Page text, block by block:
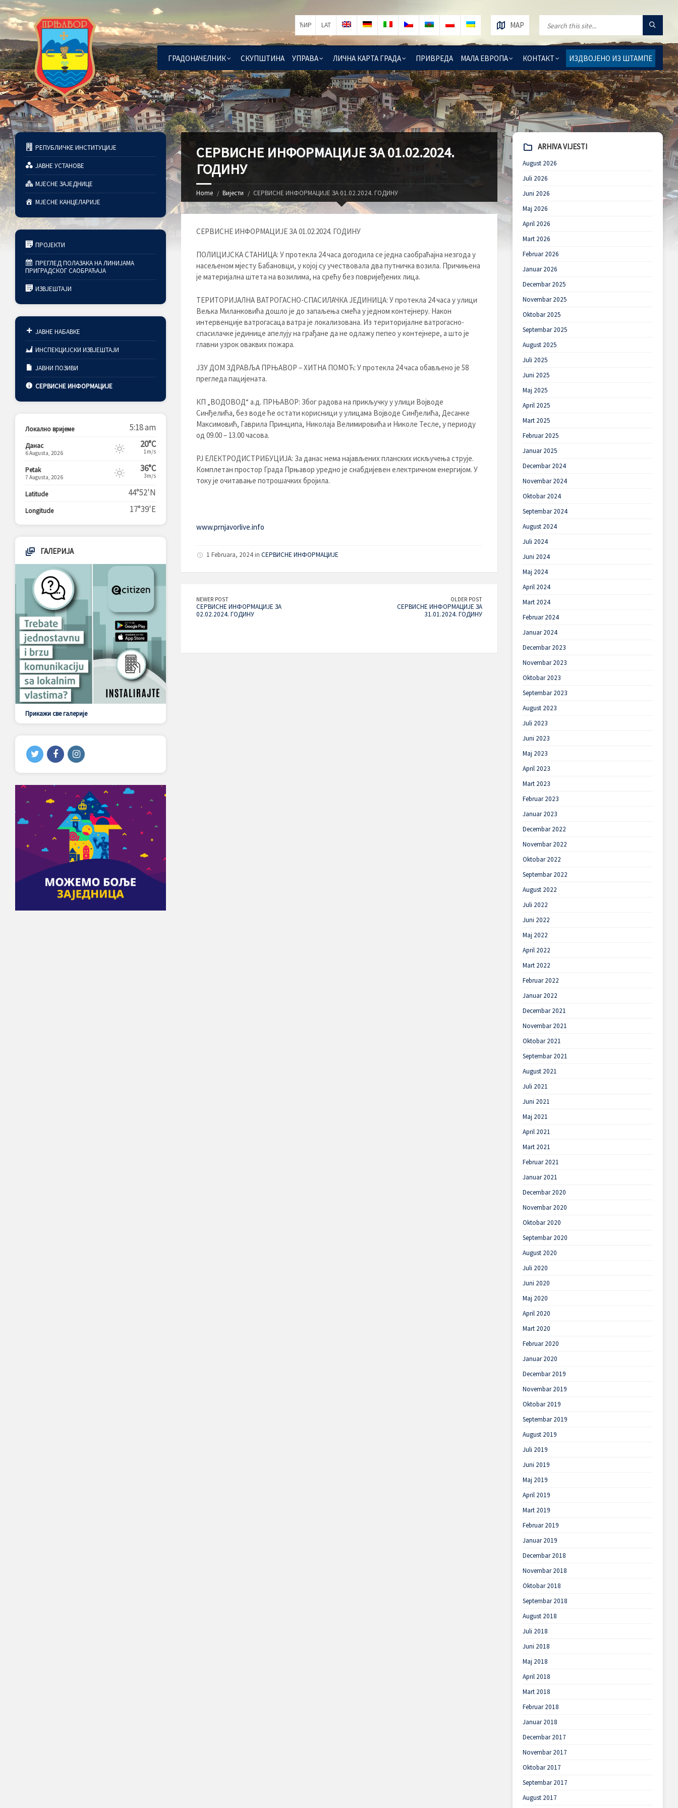
ГРАДОНАЧЕЛНИК СКУПШТИНА УПРАВА ЛИЧНА КАРТА ГРАДА ПРИВРЕДА МАЛА ЕВРОПА КОНТАКТ ИЗДВОЈЕНО ИЗ ШТАМПЕ
MAP
ЋИР LAT
СЕРВИСНЕ ИНФОРМАЦИЈЕ ЗА 01.02.2024.
ГОДИНУ
Home Вијести СЕРВИСНЕ ИНФОРМАЦИЈЕ ЗА 01.02.2024. ГОДИНУ
СЕРВИСНЕ ИНФОРМАЦИЈЕ ЗА 01.02.2024. ГОДИНУ
ПОЛИЦИЈСКА СТАНИЦА: У протекла 24 часа догодила се једна саобраћајна незгода у
насељеном мјесту Бабановци, у којој су учествовала два путничка возила. Причињена
је материјална штета на возилима, на срећу без повријеђених лица.
ТЕРИТОРИЈАЛНА ВАТРОГАСНО-СПАСИЛАЧКА ЈЕДИНИЦА: У протекла 24 часа у улици
Вељка Миланковића дошло је до запаљења смећа у једном контејнеру. Након
интервенције ватрогасаца ватра је локализована. Из територијалне ватрогасно-
спасилачке јединице апелују на грађане да не одлажу пепео у контејнере, а што је
главни узрок оваквих пожара.
ЈЗУ ДОМ ЗДРАВЉА ПРЊАВОР – ХИТНА ПОМОЋ: У протекла 24 часа обављено је 58
прегледа пацијената.
КП „ВОДОВОД“ а.д. ПРЊАВОР: Због радова на прикључку у улици Војводе
Синђелића, без воде ће остати корисници у улицама Војводе Синђелића, Десанке
Максимовић, Гаврила Принципа, Николаја Велимировића и Николе Тесле, у периоду
од 09.00 – 13.00 часова.
РЈ ЕЛЕКТРОДИСТРИБУЦИЈA: За данас нема најављених планских искључења струје.
Комплетан простор Града Прњавор уредно је снабдијевен електричном енергијом. У
току је очитавање потрошачких бројила.
www.prnjavorlive.info
1 Februara, 2024 in СЕРВИСНЕ ИНФОРМАЦИЈЕ
NEWER POST
СЕРВИСНЕ ИНФОРМАЦИЈЕ ЗА
02.02.2024. ГОДИНУ
OLDER POST
СЕРВИСНЕ ИНФОРМАЦИЈЕ ЗА
31.01.2024. ГОДИНУ
РЕПУБЛИЧКЕ ИНСТИТУЦИЈЕ
ЈАВНЕ УСТАНОВЕ
МЈЕСНЕ ЗАЈЕДНИЦЕ
МЈЕСНЕ КАНЦЕЛАРИЈЕ
ПРОЈЕКТИ
ПРЕГЛЕД ПОЛАЗАКА НА ЛИНИЈАМА
ПРИГРАДСКОГ САОБРАЋАЈА
ИЗВЈЕШТАЈИ
ЈАВНЕ НАБАВКЕ
ИНСПЕКЦИЈСКИ ИЗВЈЕШТАЈИ
ЈАВНИ ПОЗИВИ
СЕРВИСНЕ ИНФОРМАЦИЈЕ
Локално вријеме 5:18 am
Данас
6 Augusta, 2026
20°C
1m/s
Petak
7 Augusta, 2026
36°C
3m/s
Latitude 44°52'N
Longitude 17°39'E
ГАЛЕРИЈА
Прикажи све галерије
ARHIVA VIJESTI
August 2026
Juli 2026
Juni 2026
Maj 2026
April 2026
Mart 2026
Februar 2026
Januar 2026
Decembar 2025
Novembar 2025
Oktobar 2025
Septembar 2025
August 2025
Juli 2025
Juni 2025
Maj 2025
April 2025
Mart 2025
Februar 2025
Januar 2025
Decembar 2024
Novembar 2024
Oktobar 2024
Septembar 2024
August 2024
Juli 2024
Juni 2024
Maj 2024
April 2024
Mart 2024
Februar 2024
Januar 2024
Decembar 2023
Novembar 2023
Oktobar 2023
Septembar 2023
August 2023
Juli 2023
Juni 2023
Maj 2023
April 2023
Mart 2023
Februar 2023
Januar 2023
Decembar 2022
Novembar 2022
Oktobar 2022
Septembar 2022
August 2022
Juli 2022
Juni 2022
Maj 2022
April 2022
Mart 2022
Februar 2022
Januar 2022
Decembar 2021
Novembar 2021
Oktobar 2021
Septembar 2021
August 2021
Juli 2021
Juni 2021
Maj 2021
April 2021
Mart 2021
Februar 2021
Januar 2021
Decembar 2020
Novembar 2020
Oktobar 2020
Septembar 2020
August 2020
Juli 2020
Juni 2020
Maj 2020
April 2020
Mart 2020
Februar 2020
Januar 2020
Decembar 2019
Novembar 2019
Oktobar 2019
Septembar 2019
August 2019
Juli 2019
Juni 2019
Maj 2019
April 2019
Mart 2019
Februar 2019
Januar 2019
Decembar 2018
Novembar 2018
Oktobar 2018
Septembar 2018
August 2018
Juli 2018
Juni 2018
Maj 2018
April 2018
Mart 2018
Februar 2018
Januar 2018
Decembar 2017
Novembar 2017
Oktobar 2017
Septembar 2017
August 2017